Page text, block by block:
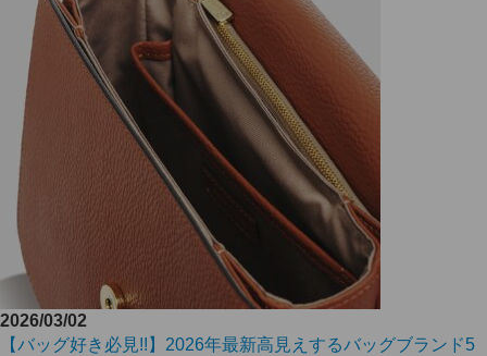
2026/03/02
【バッグ好き必見!!】2026年最新高見えするバッグブランド5